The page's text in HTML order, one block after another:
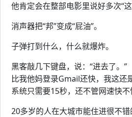
他肯定会在整部电影里说好多次“
消声器把“邦”变成“屁油”。
子弹打到什么，什么就爆炸。
黑客敲几下键盘，说：“进去了。”
比我他妈登录Gmail还快，我这还
系统只需要15秒，还不管网速快不
20多岁的人在大城市能住进很不